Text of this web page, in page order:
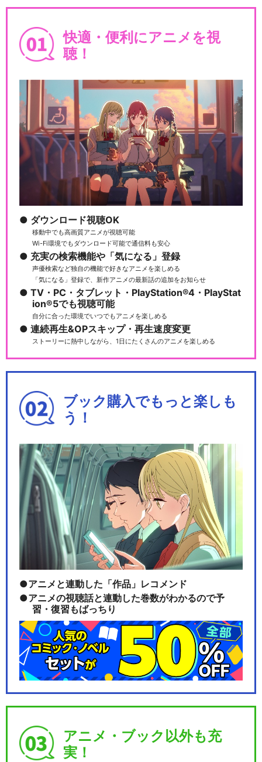
快適・便利にアニメを視
聴！
ダウンロード視聴OK
移動中でも高画質アニメが視聴可能
Wi-Fi環境でもダウンロード可能で通信料も安心
充実の検索機能や「気になる」登録
声優検索など独自の機能で好きなアニメを楽しめる
「気になる」登録で、新作アニメの最新話の追加をお知らせ
TV・PC・タブレット・PlayStation®4・PlayStat
ion®5でも視聴可能
自分に合った環境でいつでもアニメを楽しめる
連続再生&OPスキップ・再生速度変更
ストーリーに熱中しながら、1日にたくさんのアニメを楽しめる
ブック購入でもっと楽しも
う！
アニメと連動した「作品」レコメンド
アニメの視聴話と連動した巻数がわかるので予
習・復習もばっちり
アニメ・ブック以外も充
実！